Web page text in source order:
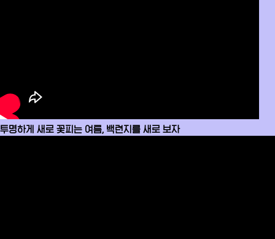
투명하게 새로 꽃피는 여름, 백련지를 새로 보자